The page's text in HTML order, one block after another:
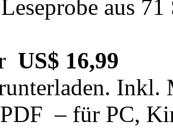
aus
US$ 16,99
Inkl.
PDF – für PC,